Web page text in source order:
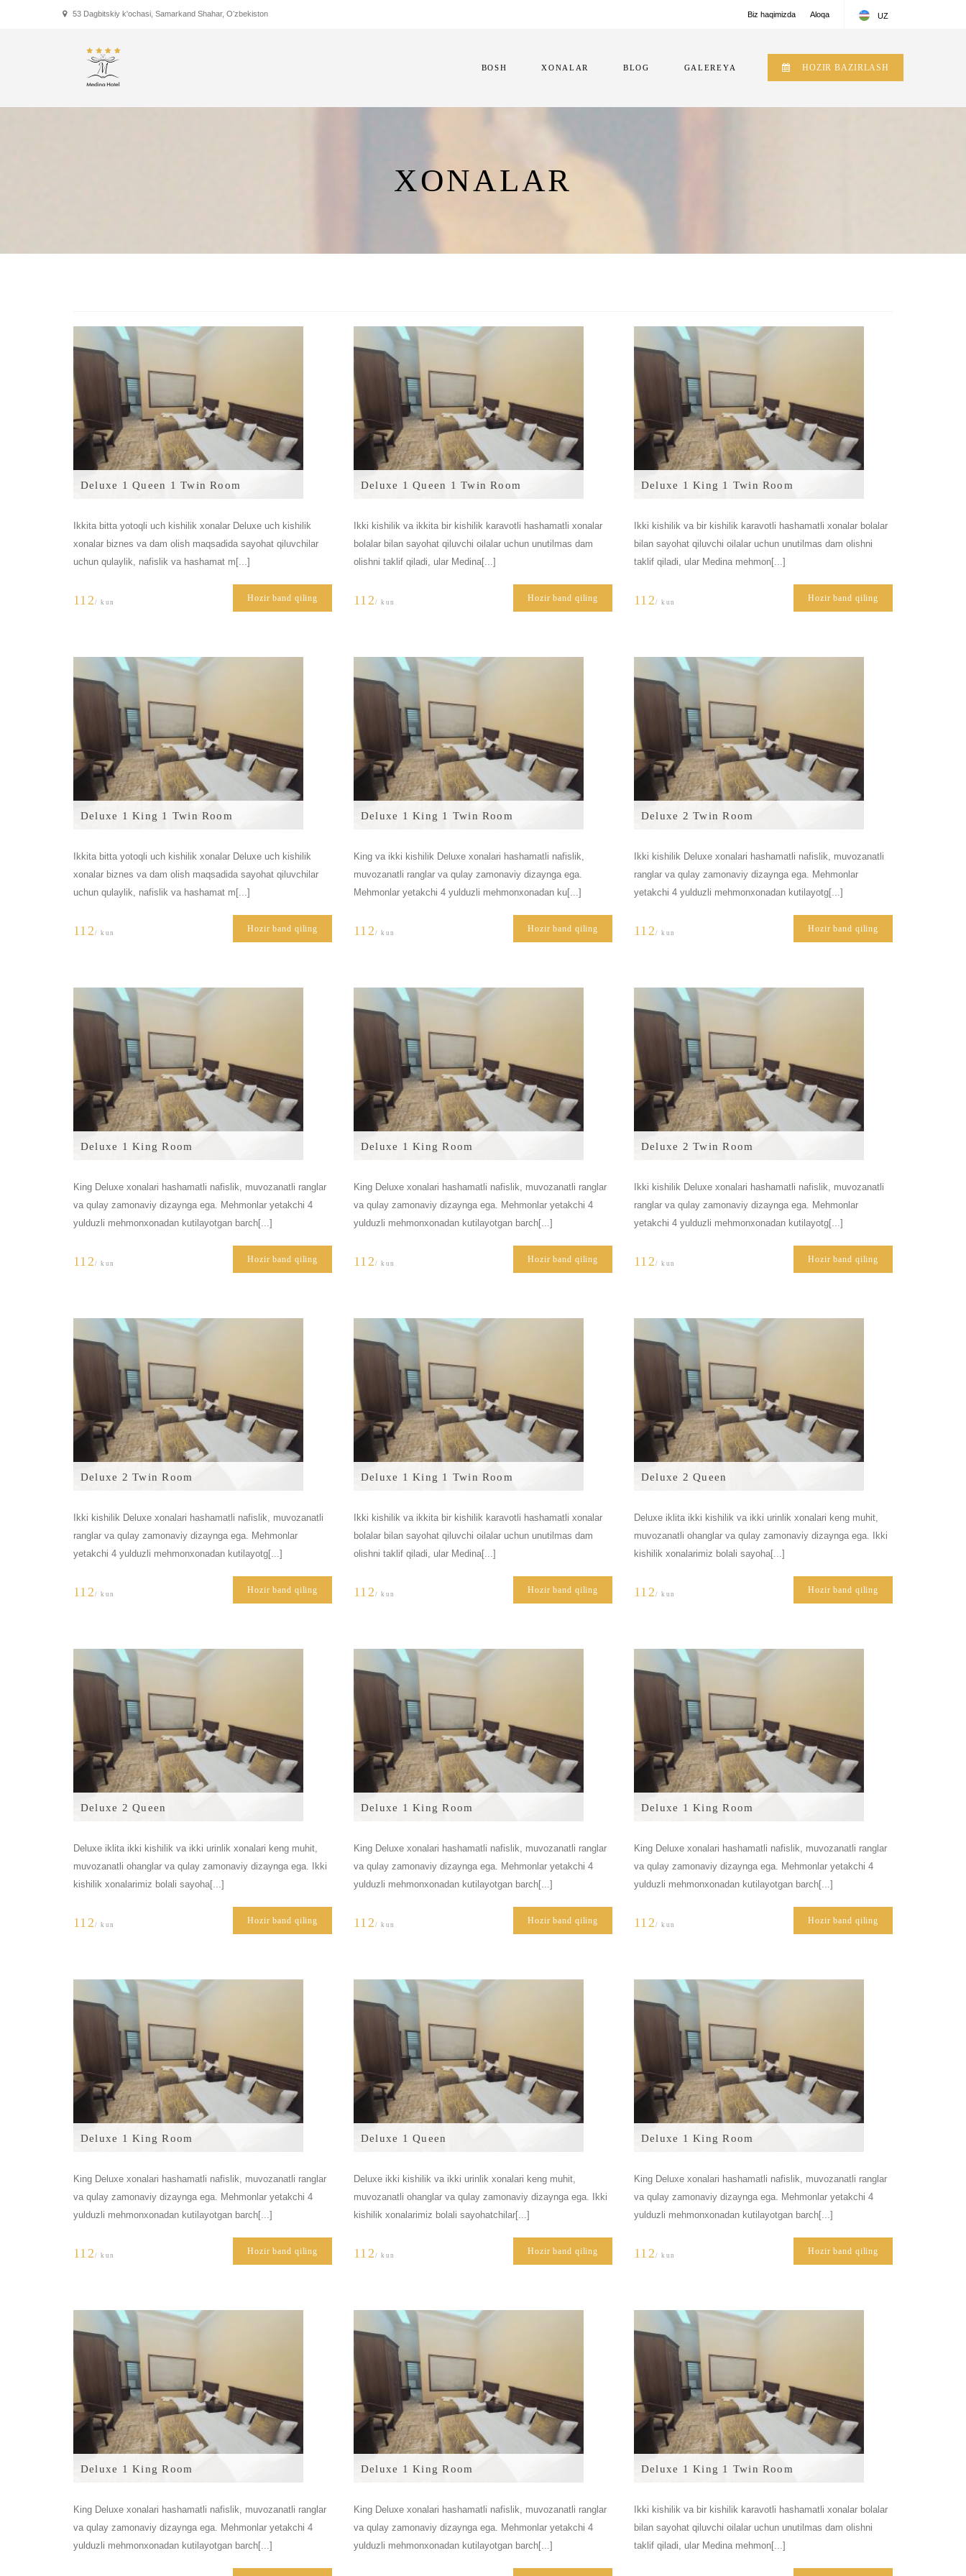
53 Dagbitskiy k'ochasi, Samarkand Shahar, Oʻzbekiston Biz haqimizda Aloqa UZ
RU
BOSH XONALAR BLOG GALEREYA HOZIR BAZIRLASH
XONALAR
Deluxe 1 Queen 1 Twin Room
Ikkita bitta yotoqli uch kishilik xonalar Deluxe uch kishilik
xonalar biznes va dam olish maqsadida sayohat qiluvchilar
uchun qulaylik, nafislik va hashamat m[...]
112/ kun Hozir band qiling
Deluxe 1 Queen 1 Twin Room
Ikki kishilik va ikkita bir kishilik karavotli hashamatli xonalar
bolalar bilan sayohat qiluvchi oilalar uchun unutilmas dam
olishni taklif qiladi, ular Medina[...]
112/ kun Hozir band qiling
Deluxe 1 King 1 Twin Room
Ikki kishilik va bir kishilik karavotli hashamatli xonalar bolalar
bilan sayohat qiluvchi oilalar uchun unutilmas dam olishni
taklif qiladi, ular Medina mehmon[...]
112/ kun Hozir band qiling
Deluxe 1 King 1 Twin Room
Ikkita bitta yotoqli uch kishilik xonalar Deluxe uch kishilik
xonalar biznes va dam olish maqsadida sayohat qiluvchilar
uchun qulaylik, nafislik va hashamat m[...]
112/ kun Hozir band qiling
Deluxe 1 King 1 Twin Room
King va ikki kishilik Deluxe xonalari hashamatli nafislik,
muvozanatli ranglar va qulay zamonaviy dizaynga ega.
Mehmonlar yetakchi 4 yulduzli mehmonxonadan ku[...]
112/ kun Hozir band qiling
Deluxe 2 Twin Room
Ikki kishilik Deluxe xonalari hashamatli nafislik, muvozanatli
ranglar va qulay zamonaviy dizaynga ega. Mehmonlar
yetakchi 4 yulduzli mehmonxonadan kutilayotg[...]
112/ kun Hozir band qiling
Deluxe 1 King Room
King Deluxe xonalari hashamatli nafislik, muvozanatli ranglar
va qulay zamonaviy dizaynga ega. Mehmonlar yetakchi 4
yulduzli mehmonxonadan kutilayotgan barch[...]
112/ kun Hozir band qiling
Deluxe 1 King Room
King Deluxe xonalari hashamatli nafislik, muvozanatli ranglar
va qulay zamonaviy dizaynga ega. Mehmonlar yetakchi 4
yulduzli mehmonxonadan kutilayotgan barch[...]
112/ kun Hozir band qiling
Deluxe 2 Twin Room
Ikki kishilik Deluxe xonalari hashamatli nafislik, muvozanatli
ranglar va qulay zamonaviy dizaynga ega. Mehmonlar
yetakchi 4 yulduzli mehmonxonadan kutilayotg[...]
112/ kun Hozir band qiling
Deluxe 2 Twin Room
Ikki kishilik Deluxe xonalari hashamatli nafislik, muvozanatli
ranglar va qulay zamonaviy dizaynga ega. Mehmonlar
yetakchi 4 yulduzli mehmonxonadan kutilayotg[...]
112/ kun Hozir band qiling
Deluxe 1 King 1 Twin Room
Ikki kishilik va ikkita bir kishilik karavotli hashamatli xonalar
bolalar bilan sayohat qiluvchi oilalar uchun unutilmas dam
olishni taklif qiladi, ular Medina[...]
112/ kun Hozir band qiling
Deluxe 2 Queen
Deluxe iklita ikki kishilik va ikki urinlik xonalari keng muhit,
muvozanatli ohanglar va qulay zamonaviy dizaynga ega. Ikki
kishilik xonalarimiz bolali sayoha[...]
112/ kun Hozir band qiling
Deluxe 2 Queen
Deluxe iklita ikki kishilik va ikki urinlik xonalari keng muhit,
muvozanatli ohanglar va qulay zamonaviy dizaynga ega. Ikki
kishilik xonalarimiz bolali sayoha[...]
112/ kun Hozir band qiling
Deluxe 1 King Room
King Deluxe xonalari hashamatli nafislik, muvozanatli ranglar
va qulay zamonaviy dizaynga ega. Mehmonlar yetakchi 4
yulduzli mehmonxonadan kutilayotgan barch[...]
112/ kun Hozir band qiling
Deluxe 1 King Room
King Deluxe xonalari hashamatli nafislik, muvozanatli ranglar
va qulay zamonaviy dizaynga ega. Mehmonlar yetakchi 4
yulduzli mehmonxonadan kutilayotgan barch[...]
112/ kun Hozir band qiling
Deluxe 1 King Room
King Deluxe xonalari hashamatli nafislik, muvozanatli ranglar
va qulay zamonaviy dizaynga ega. Mehmonlar yetakchi 4
yulduzli mehmonxonadan kutilayotgan barch[...]
112/ kun Hozir band qiling
Deluxe 1 Queen
Deluxe ikki kishilik va ikki urinlik xonalari keng muhit,
muvozanatli ohanglar va qulay zamonaviy dizaynga ega. Ikki
kishilik xonalarimiz bolali sayohatchilar[...]
112/ kun Hozir band qiling
Deluxe 1 King Room
King Deluxe xonalari hashamatli nafislik, muvozanatli ranglar
va qulay zamonaviy dizaynga ega. Mehmonlar yetakchi 4
yulduzli mehmonxonadan kutilayotgan barch[...]
112/ kun Hozir band qiling
Deluxe 1 King Room
King Deluxe xonalari hashamatli nafislik, muvozanatli ranglar
va qulay zamonaviy dizaynga ega. Mehmonlar yetakchi 4
yulduzli mehmonxonadan kutilayotgan barch[...]
Deluxe 1 King Room
King Deluxe xonalari hashamatli nafislik, muvozanatli ranglar
va qulay zamonaviy dizaynga ega. Mehmonlar yetakchi 4
yulduzli mehmonxonadan kutilayotgan barch[...]
Deluxe 1 King 1 Twin Room
Ikki kishilik va bir kishilik karavotli hashamatli xonalar bolalar
bilan sayohat qiluvchi oilalar uchun unutilmas dam olishni
taklif qiladi, ular Medina mehmon[...]